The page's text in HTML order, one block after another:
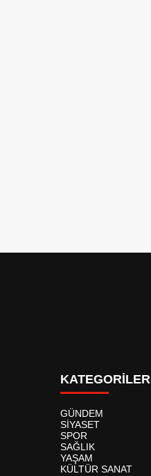
KATEGORİLER
GÜNDEM
SİYASET
SPOR
SAĞLIK
YAŞAM
KÜLTÜR SANAT